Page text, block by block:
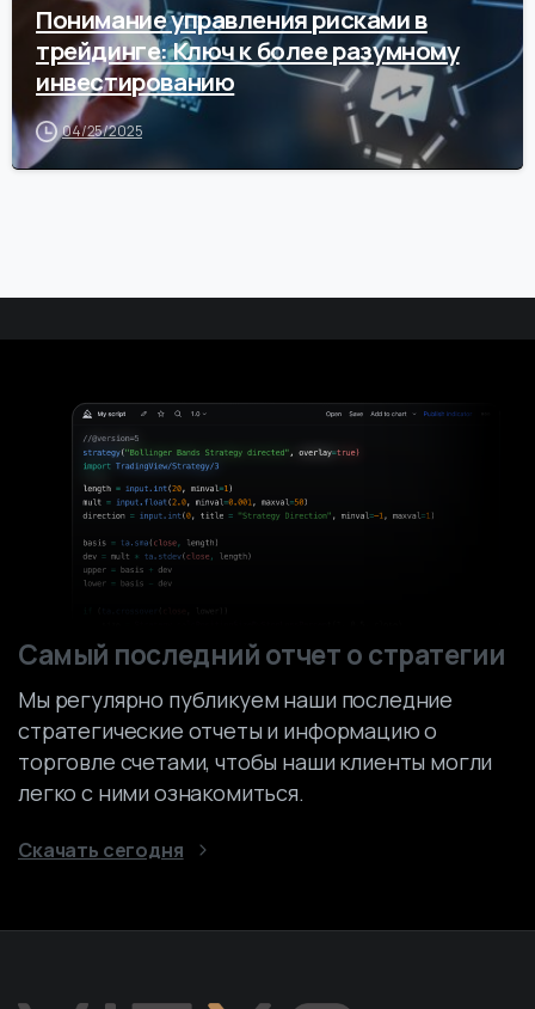
Понимание управления рисками в
трейдинге: Ключ к более разумному
инвестированию
04/25/2025
Самый последний отчет о стратегии
Мы регулярно публикуем наши последние
стратегические отчеты и информацию о
торговле счетами, чтобы наши клиенты могли
легко с ними ознакомиться.
Скачать сегодня